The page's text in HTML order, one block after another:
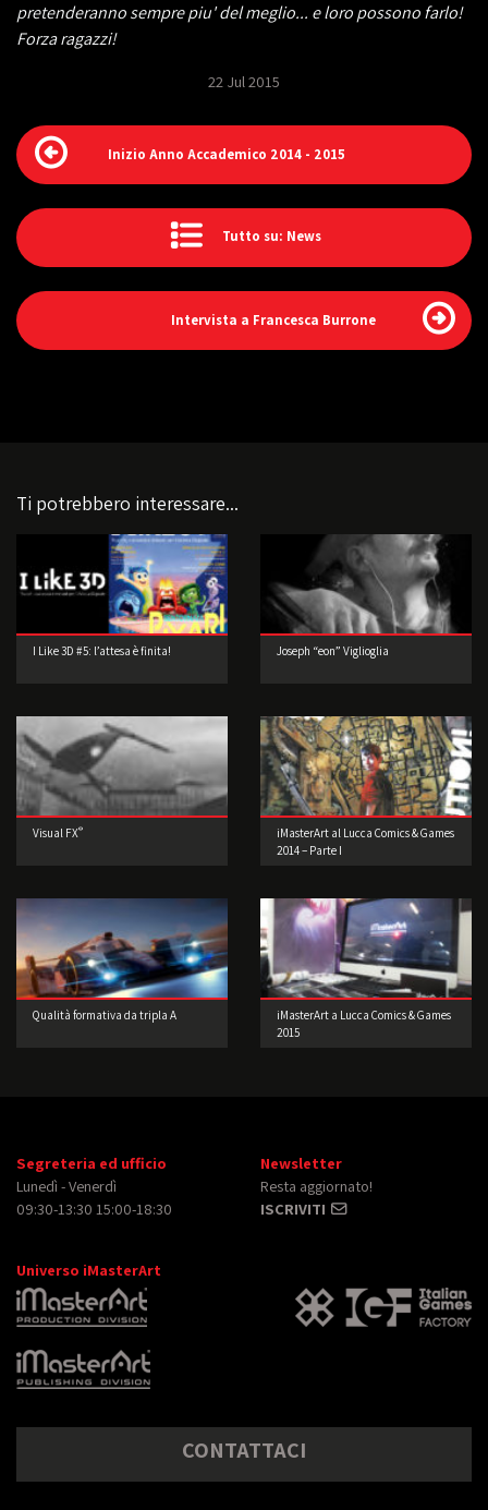
pretenderanno sempre piu' del meglio... e loro possono farlo!
Forza ragazzi!
22 Jul 2015
Inizio Anno Accademico 2014 - 2015
Tutto su: News
Intervista a Francesca Burrone
Ti potrebbero interessare...
I Like 3D #5: l’attesa è finita! Joseph “eon” Viglioglia
Visual FX®
iMasterArt al Lucca Comics & Games
2014 – Parte I
Qualità formativa da tripla A
iMasterArt a Lucca Comics & Games
2015
Segreteria ed ufficio
Lunedì - Venerdì
09:30-13:30 15:00-18:30
Newsletter
Resta aggiornato!
ISCRIVITI
Universo iMasterArt
CONTATTACI